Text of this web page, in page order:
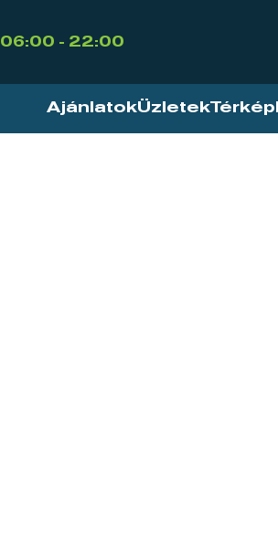
06:00 - 22:00
AjánlatokÜzletekTérkép